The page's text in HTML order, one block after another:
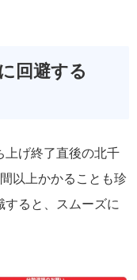
回避する
上げ終了直後の北千
以上かかることも珍
すると、スムーズに